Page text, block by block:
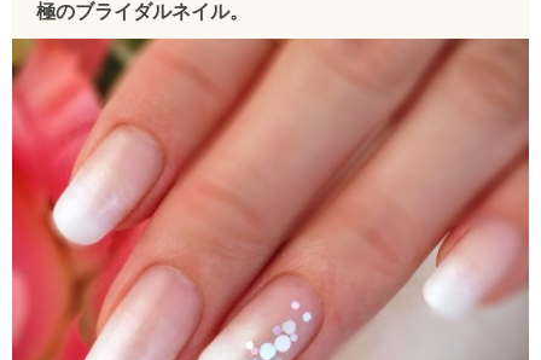
極のブライダルネイル。